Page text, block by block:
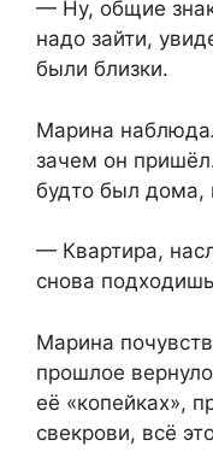
— Ну, общие
надо зайти,
были близки.
Марина
зачем он
будто был дома,
— Квартира,
снова
Марина
прошлое
её «копейках»,
свекрови, всё